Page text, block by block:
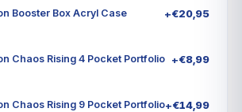
Booster Box Acryl Case +€20,95
Chaos Rising 4 Pocket Portfolio +€8,99
Chaos Rising 9 Pocket Portfolio+€14,99